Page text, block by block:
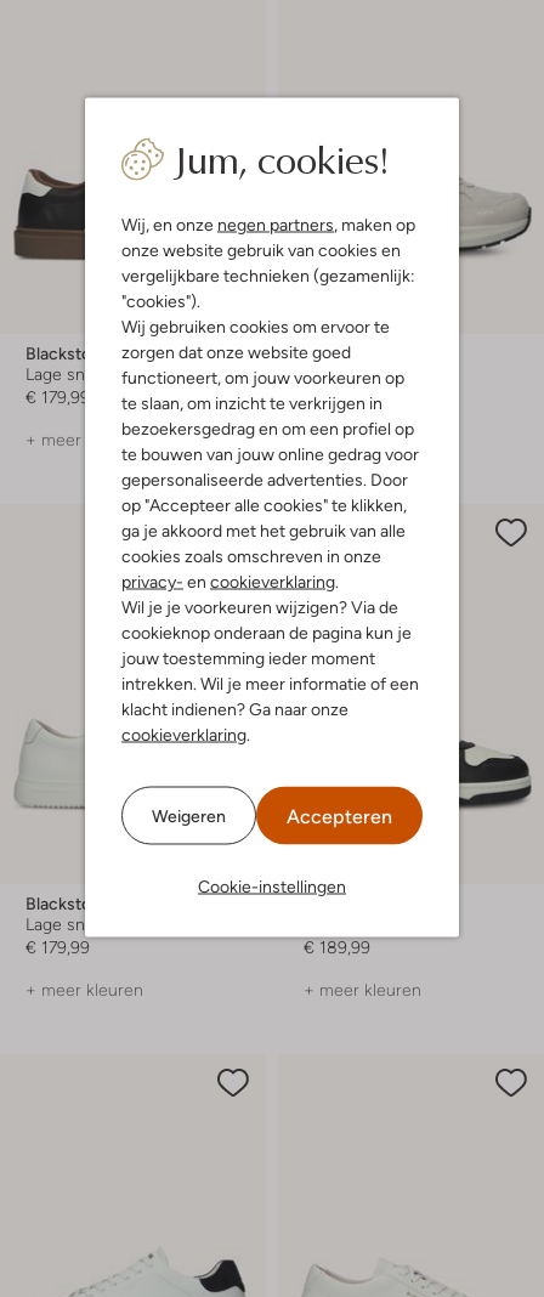
Jum, cookies!
Wij, en onze negen partners, maken op
onze website gebruik van cookies en
vergelijkbare technieken (gezamenlijk:
"cookies").
Wij gebruiken cookies om ervoor te
zorgen dat onze website goed
functioneert, om jouw voorkeuren op
te slaan, om inzicht te verkrijgen in
bezoekersgedrag en om een profiel op
te bouwen van jouw online gedrag voor
gepersonaliseerde advertenties. Door
op "Accepteer alle cookies" te klikken,
ga je akkoord met het gebruik van alle
cookies zoals omschreven in onze
privacy- en cookieverklaring.
Wil je je voorkeuren wijzigen? Via de
cookieknop onderaan de pagina kun je
jouw toestemming ieder moment
intrekken. Wil je meer informatie of een
klacht indienen? Ga naar onze
cookieverklaring.
Weigeren Accepteren
Cookie-instellingen
Blackstone
Lage sneakers
€ 179,99
+ meer kleuren
Blackstone
Lage sneakers
€ 149,99
+ meer kleuren
Blackstone
Lage sneakers
€ 179,99
+ meer kleuren
€ 189,99
+ meer kleuren